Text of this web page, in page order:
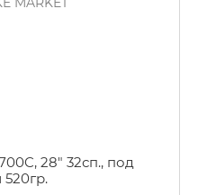
28" 32сп., под